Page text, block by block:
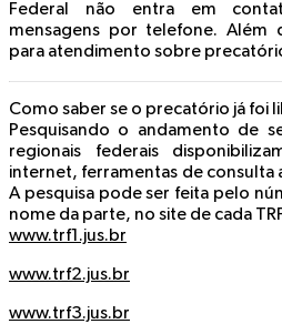
Federal não entra em
mensagens por telefone. Além
para atendimento sobre
Como saber se o precatório já foi
Pesquisando o andamento de
regionais federais
internet, ferramentas de consulta
A pesquisa pode ser feita pelo
nome da parte, no site de cada
www.trf1.jus.br
www.trf2.jus.br
www.trf3.jus.br